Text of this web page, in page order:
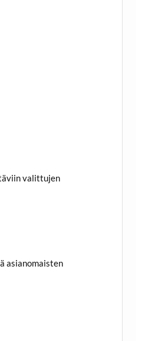
valittujen
asianomaisten